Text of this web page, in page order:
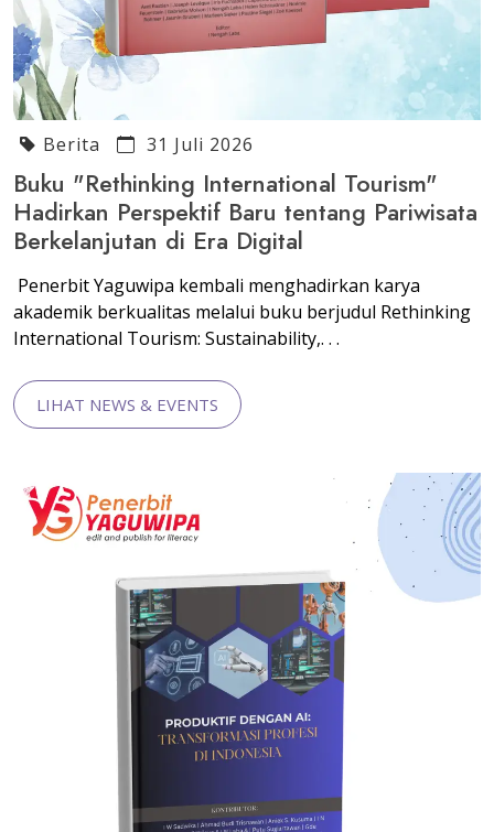
Berita 31 Juli 2026
Buku "Rethinking International Tourism"
Hadirkan Perspektif Baru tentang Pariwisata
Berkelanjutan di Era Digital
Penerbit Yaguwipa kembali menghadirkan karya
akademik berkualitas melalui buku berjudul Rethinking
International Tourism: Sustainability,. . .
LIHAT NEWS & EVENTS